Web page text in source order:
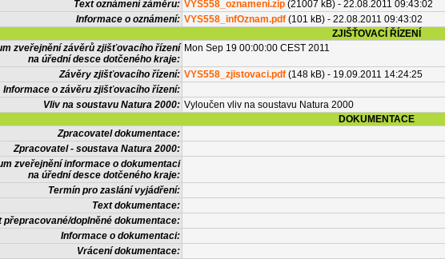
Text oznámení záměru: VYS558_oznameni.zip (21007 kB) - 22.08.2011 09:43:02
Informace o oznámení: VYS558_infOznam.pdf (101 kB) - 22.08.2011 09:43:02
ZJIŠŤOVACÍ ŘÍZENÍ
zveřejnění závěrů zjišťovacího řízení
na úřední desce dotčeného kraje:
Mon Sep 19 00:00:00 CEST 2011
Závěry zjišťovacího řízení: VYS558_zjistovaci.pdf (148 kB) - 19.09.2011 14:24:25
Informace o závěru zjišťovacího řízení:
Vliv na soustavu Natura 2000: Vyloučen vliv na soustavu Natura 2000
DOKUMENTACE
Zpracovatel dokumentace:
Zpracovatel - soustava Natura 2000:
zveřejnění informace o dokumentaci
na úřední desce dotčeného kraje:
Termín pro zaslání vyjádření:
Text dokumentace:
přepracované/doplněné dokumentace:
Informace o dokumentaci:
Vrácení dokumentace: